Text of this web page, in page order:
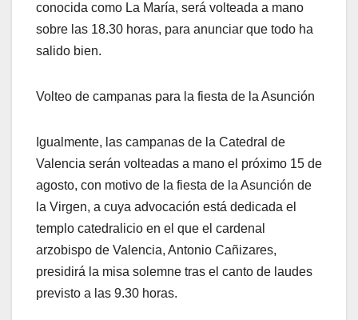
conocida como La María, será volteada a mano
sobre las 18.30 horas, para anunciar que todo ha
salido bien.
Volteo de campanas para la fiesta de la Asunción
Igualmente, las campanas de la Catedral de
Valencia serán volteadas a mano el próximo 15 de
agosto, con motivo de la fiesta de la Asunción de
la Virgen, a cuya advocación está dedicada el
templo catedralicio en el que el cardenal
arzobispo de Valencia, Antonio Cañizares,
presidirá la misa solemne tras el canto de laudes
previsto a las 9.30 horas.